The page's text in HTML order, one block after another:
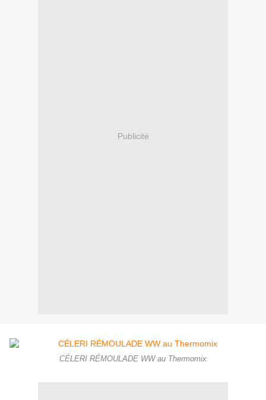
Publicité
CÉLERI RÉMOULADE WW au Thermomix